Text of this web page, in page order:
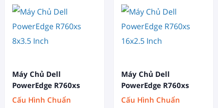
Máy Chủ Dell
PowerEdge R760xs
8x3.5 Inch
Cấu Hình Chuẩn
Máy Chủ Dell
PowerEdge R760xs
16x2.5 Inch
Cấu Hình Chuẩn